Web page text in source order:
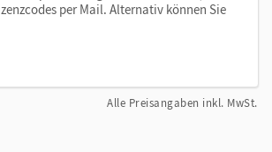
per Mail. Alternativ können Sie
Alle Preisangaben inkl. MwSt.